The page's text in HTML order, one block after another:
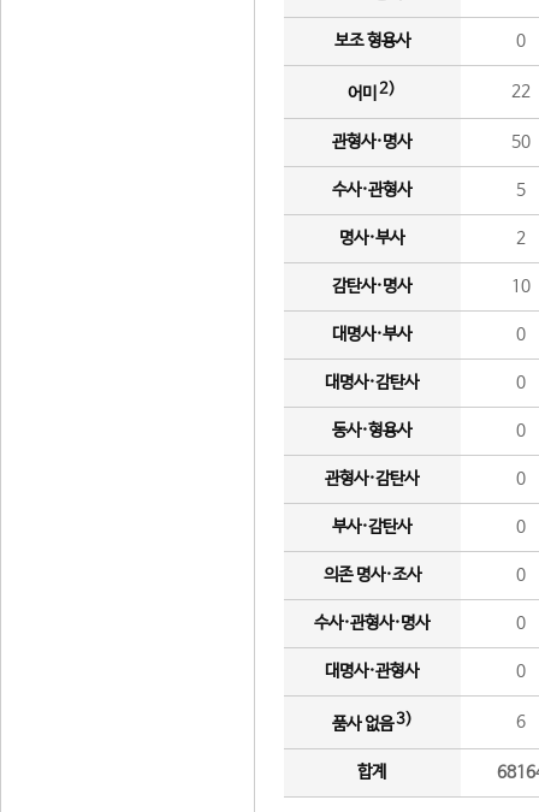
보조 형용사 0
어미 2) 22
관형사·명사 50
수사·관형사 5
명사·부사 2
감탄사·명사 10
대명사·부사 0
대명사·감탄사 0
동사·형용사 0
관형사·감탄사 0
부사·감탄사 0
의존 명사·조사 0
수사·관형사·명사 0
대명사·관형사 0
품사 없음3) 6
합계